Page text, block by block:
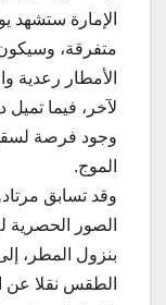
متفرقة، وسيكون
الأمطار
لآخر، فيما تميل
وجود فرصة
الموج.
وقد تسابق
الصور الحصرية
بنزول المطر،
الطقس نقلا عن